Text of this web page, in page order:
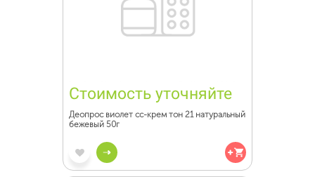
Стоимость уточняйте
Деопрос виолет cc-крем тон 21 натуральный
бежевый 50г